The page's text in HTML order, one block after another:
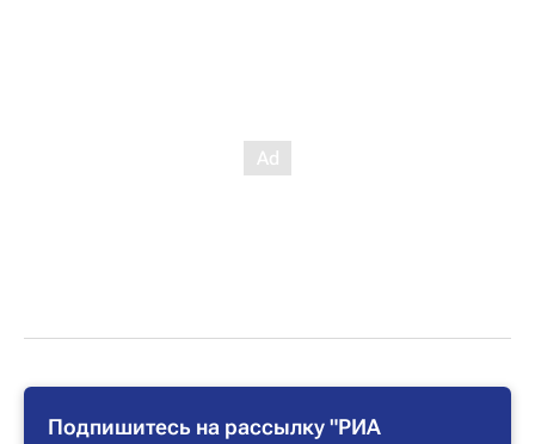
Подпишитесь на рассылку "РИА